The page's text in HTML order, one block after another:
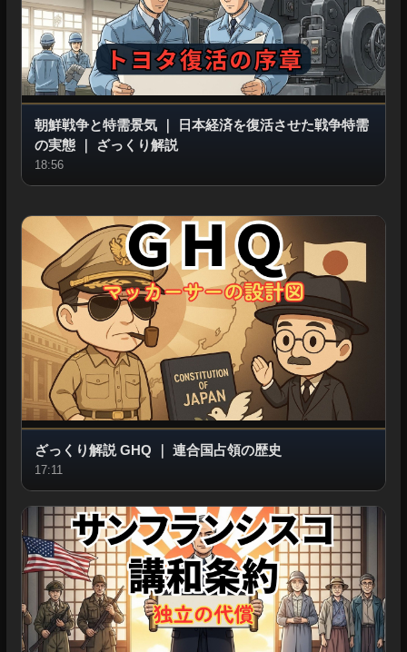
朝鮮戦争と特需景気｜
日本経済を復活させた戦争特需
の実態｜ ざっくり解説
18:56
ざっくり解説 GHQ ｜ 連合国占領の歴史
17:11